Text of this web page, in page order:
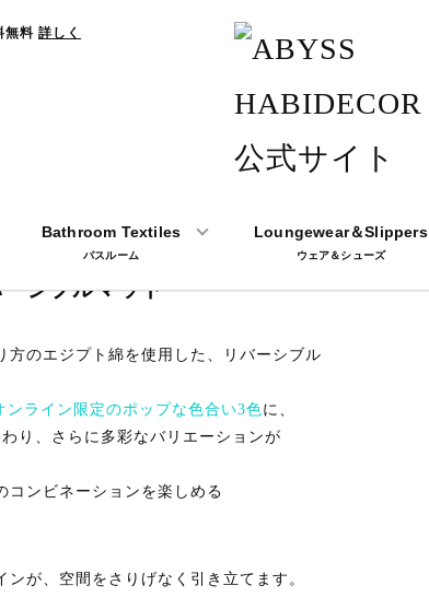
無料 詳しく
Bathroom Textiles
バスルーム
Loungewear＆Slippers
ウェア＆シューズ
シブルマット
方のエジプト綿を使用した、リバーシブル
ンライン限定のポップな色合い3色に、
り、さらに多彩なバリエーションが
コンビネーションを楽しめる
が、空間をさりげなく引き立てます。